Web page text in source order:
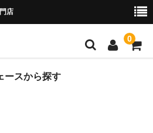
店
0
ースから探す